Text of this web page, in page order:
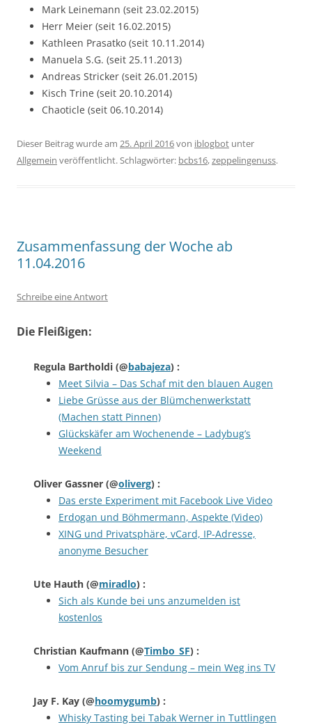
Mark Leinemann (seit 23.02.2015)
Herr Meier (seit 16.02.2015)
Kathleen Prasatko (seit 10.11.2014)
Manuela S.G. (seit 25.11.2013)
Andreas Stricker (seit 26.01.2015)
Kisch Trine (seit 20.10.2014)
Chaoticle (seit 06.10.2014)
Dieser Beitrag wurde am 25. April 2016von iblogbot unter
Allgemein veröffentlicht. Schlagwörter: bcbs16,zeppelingenuss.
Zusammenfassung der Woche ab
11.04.2016
Schreibe eine Antwort
Die Fleißigen:
Regula Bartholdi (@babajeza) :
Meet Silvia – Das Schaf mit den blauen Augen
Liebe Grüsse aus der Blümchenwerkstatt
(Machen statt Pinnen)
Glückskäfer am Wochenende – Ladybug’s
Weekend
Oliver Gassner (@oliverg) :
Das erste Experiment mit Facebook Live Video
Erdogan und Böhmermann, Aspekte (Video)
XING und Privatsphäre, vCard, IP-Adresse,
anonyme Besucher
Ute Hauth (@miradlo) :
Sich als Kunde bei uns anzumelden ist
kostenlos
Christian Kaufmann (@Timbo_SF) :
Vom Anruf bis zur Sendung – mein Weg ins TV
Jay F. Kay (@hoomygumb) :
Whisky Tasting bei Tabak Werner in Tuttlingen